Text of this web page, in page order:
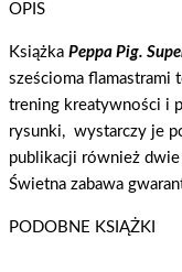
OPIS
Książka Peppa Pig.
sześcioma flamastrami
trening kreatywności i
rysunki, wystarczy je
publikacji również dwie
Świetna zabawa
PODOBNE KSIĄŻKI